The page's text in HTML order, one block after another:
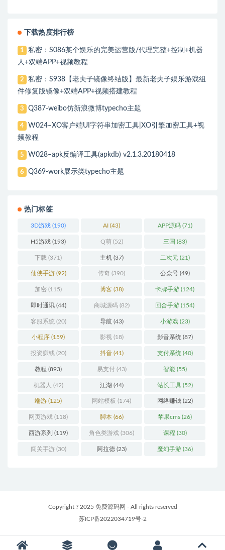
下载热度排行榜
1
私密：S086某个娱乐的完美运营版/代理完整+控制+机器
人+双端APP+视频教程
2
私密：S938【老夫子镜像终结版】最新老夫子娱乐游戏组
件修复版镜像+双端APP+视频搭建教程
3 Q387-weibo仿新浪微博typecho主题
4
W024–XO客户端UI字符串加密工具|XO引擎加密工具+视
频教程
5 W028–apk反编译工具(apkdb) v2.1.3.20180418
6 Q369-work展示类typecho主题
热门标签
3D游戏 (190) AI (43) APP源码(71)
H5游戏 (193) Q萌(52) 三国 (83)
下载 (371) 主机(37) 二次元(21)
仙侠手游(92) 传奇 (390) 公众号(49)
加密 (115) 博客(38) 卡牌手游 (124)
即时通讯(44) 商城源码(82) 回合手游 (154)
客服系统 (20) 导航(43) 小游戏(23)
小程序 (159) 影视(18) 影音系统(87)
投资赚钱 (20) 抖音(41) 支付系统 (40)
教程 (893) 易支付(43) 智能(55)
机器人 (42) 江湖 (44) 站长工具(52)
端游 (125) 网站模板 (174) 网络赚钱(22)
网页游戏 (118) 脚本(66) 苹果cms (26)
西游系列 (119) 角色类游戏 (306) 课程 (30)
闯关手游(30) 阿拉德(23) 魔幻手游(36)
Copyright ? 2025 免费源码网 - All rights reserved
苏ICP备2022034719号-2